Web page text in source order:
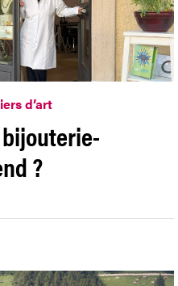
d’art
?